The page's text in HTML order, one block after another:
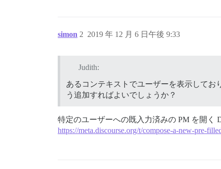
simon 2019 年 12 月 6 日午後 9:33
2
Judith:
あるコンテキストでユーザーを表示してお
う追加すればよいでしょうか？
特定のユーザーへの既入力済みの PM を開く
https://meta.discourse.org/t/compose-a-new-pre-